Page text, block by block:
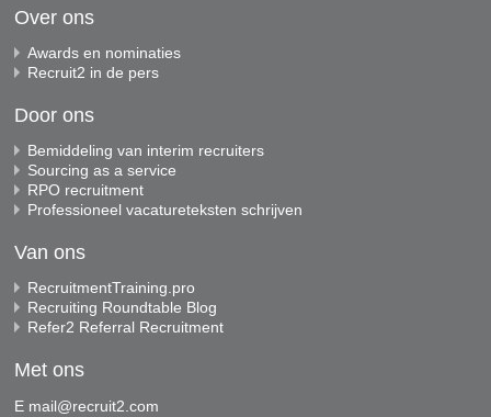
Over ons
Awards en nominaties
Recruit2 in de pers
Door ons
Bemiddeling van interim recruiters
Sourcing as a service
RPO recruitment
Professioneel vacatureteksten schrijven
Van ons
RecruitmentTraining.pro
Recruiting Roundtable Blog
Refer2 Referral Recruitment
Met ons
E mail@recruit2.com